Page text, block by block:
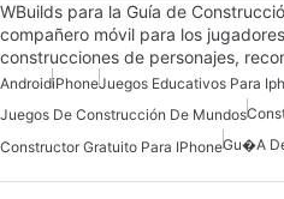
WBuilds para la Guía de
compañero móvil para los
construcciones de personajes,
AndroidiPhoneJuegos Educativos Para
Juegos De Construcción De Mundos
Constructor Gratuito Para IPhoneGu�a